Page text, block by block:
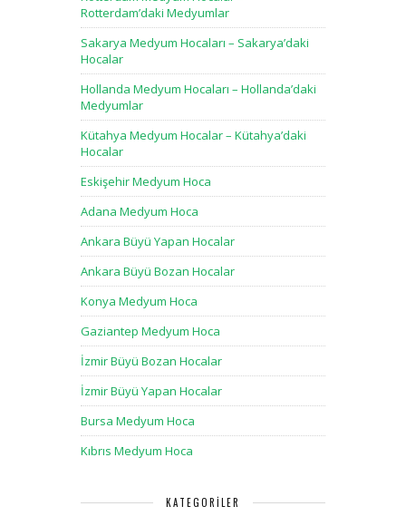
Rotterdam’daki Medyumlar
Sakarya Medyum Hocaları – Sakarya’daki
Hocalar
Hollanda Medyum Hocaları – Hollanda’daki
Medyumlar
Kütahya Medyum Hocalar – Kütahya’daki
Hocalar
Eskişehir Medyum Hoca
Adana Medyum Hoca
Ankara Büyü Yapan Hocalar
Ankara Büyü Bozan Hocalar
Konya Medyum Hoca
Gaziantep Medyum Hoca
İzmir Büyü Bozan Hocalar
İzmir Büyü Yapan Hocalar
Bursa Medyum Hoca
Kıbrıs Medyum Hoca
KATEGORILER